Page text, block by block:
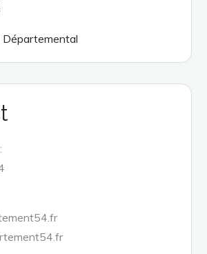
Départemental